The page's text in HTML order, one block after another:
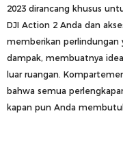
2023 dirancang khusus
DJI Action 2 Anda dan
memberikan perlindungan
dampak, membuatnya
luar ruangan.
bahwa semua
kapan pun Anda